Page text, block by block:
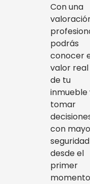
Con una
podrás
conocer
valor real
de tu
inmueble
tomar
con
seguridad
desde el
primer